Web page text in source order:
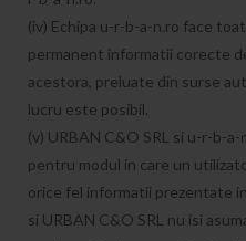
(iv) Echipa u-r-b-a-n.ro face
permanent informatii corecte
acestora, preluate din surse
lucru este posibil.
(v) URBAN C&O SRL si u-r-b-
pentru modul in care un
orice fel informatii prezentate
si URBAN C&O SRL nu isi